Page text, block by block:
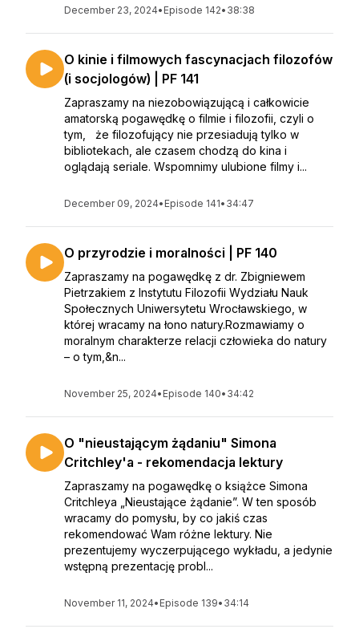
December 23, 2024• Episode 142• 38:38
O kinie i filmowych fascynacjach filozofów
(i socjologów) | PF 141
Zapraszamy na niezobowiązującą i całkowicie
amatorską pogawędkę o filmie i filozofii, czyli o
tym, że filozofujący nie przesiadują tylko w
bibliotekach, ale czasem chodzą do kina i
oglądają seriale. Wspomnimy ulubione filmy i...
December 09, 2024• Episode 141• 34:47
O przyrodzie i moralności | PF 140
Zapraszamy na pogawędkę z dr. Zbigniewem
Pietrzakiem z Instytutu Filozofii Wydziału Nauk
Społecznych Uniwersytetu Wrocławskiego, w
której wracamy na łono natury.Rozmawiamy o
moralnym charakterze relacji człowieka do natury
– o tym,&n...
November 25, 2024• Episode 140• 34:42
O "nieustającym żądaniu" Simona
Critchley'a - rekomendacja lektury
Zapraszamy na pogawędkę o książce Simona
Critchleya „Nieustające żądanie”. W ten sposób
wracamy do pomysłu, by co jakiś czas
rekomendować Wam różne lektury. Nie
prezentujemy wyczerpującego wykładu, a jedynie
wstępną prezentację probl...
November 11, 2024• Episode 139• 34:14